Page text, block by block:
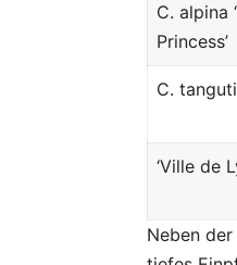
C. alpina
Princess’
C.
‘Ville de
Neben